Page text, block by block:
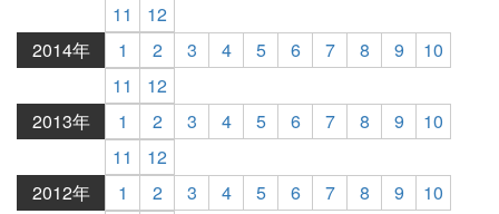
11
12
2014年
1 2 3 4 5 6 7 8 9
10
11
12
2013年
1 2 3 4 5 6 7 8 9
10
11
12
2012年
1 2 3 4 5 6 7 8 9
10